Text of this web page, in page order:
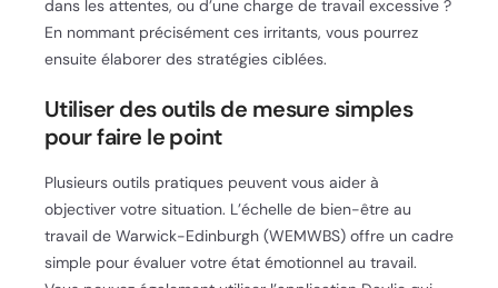
dans les attentes, ou d’une charge de travail excessive ?
En nommant précisément ces irritants, vous pourrez
ensuite élaborer des stratégies ciblées.
Utiliser des outils de mesure simples
pour faire le point
Plusieurs outils pratiques peuvent vous aider à
objectiver votre situation. L’échelle de bien-être au
travail de Warwick-Edinburgh (WEMWBS) offre un cadre
simple pour évaluer votre état émotionnel au travail.